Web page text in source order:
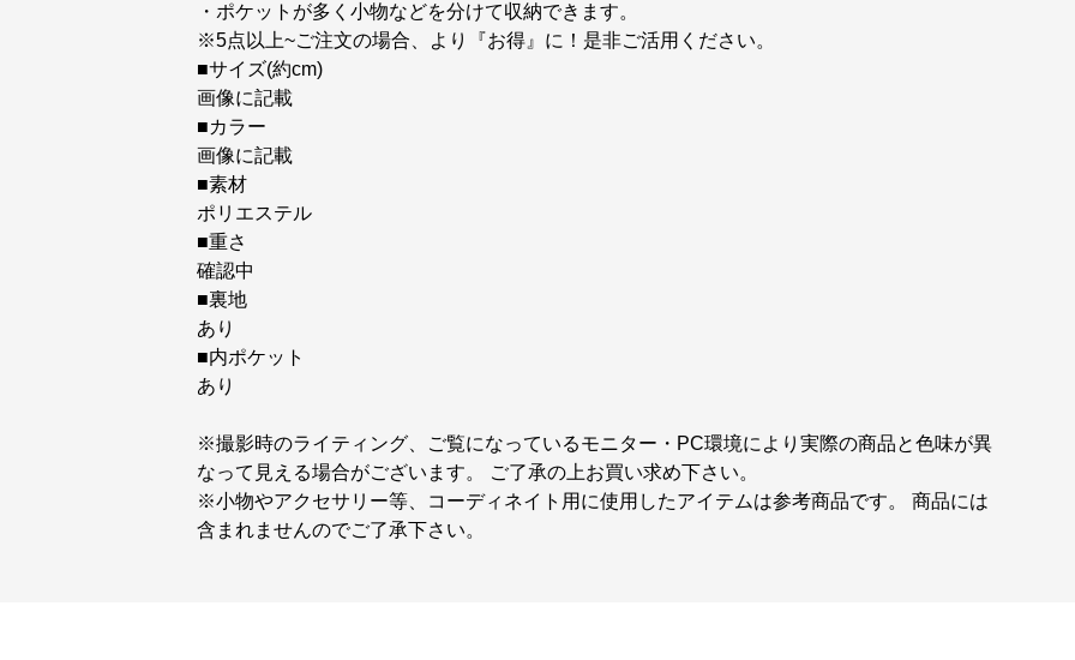
・ポケットが多く小物などを分けて収納できます。
※5点以上~ご注文の場合、より『お得』に！是非ご活用ください。
■サイズ(約cm)
画像に記載
■カラー
画像に記載
■素材
ポリエステル
■重さ
確認中
■裏地
あり
■内ポケット
あり
※撮影時のライティング、ご覧になっているモニター・PC環境により実際の商品と色味が異
なって見える場合がございます。 ご了承の上お買い求め下さい。
※小物やアクセサリー等、コーディネイト用に使用したアイテムは参考商品です。 商品には
含まれませんのでご了承下さい。